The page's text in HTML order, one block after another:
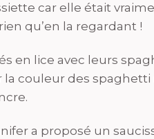
car elle était
qu’en la regardant !
en lice avec leurs
couleur des
a proposé un